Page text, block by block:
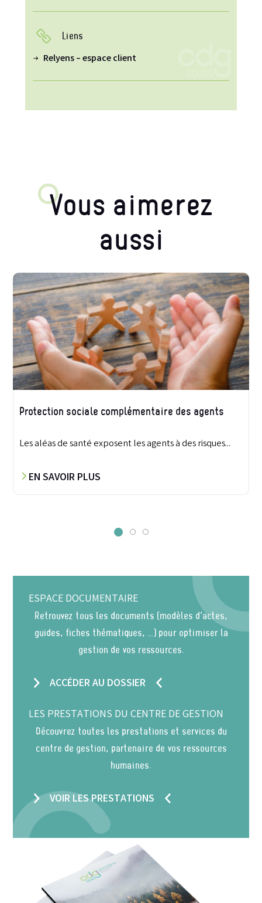
Liens
Relyens – espace client
Vous aimerez
aussi
Protection sociale complémentaire des agents
Les aléas de santé exposent les agents à des risques...
EN SAVOIR PLUS
ESPACE DOCUMENTAIRE
Retrouvez tous les documents (modèles d’actes,
guides, fiches thématiques, …) pour optimiser la
gestion de vos ressources.
ACCÉDER AU DOSSIER
LES PRESTATIONS DU CENTRE DE GESTION
Découvrez toutes les prestations et services du
centre de gestion, partenaire de vos ressources
humaines.
VOIR LES PRESTATIONS